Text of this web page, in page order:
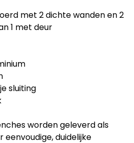
met 2 dichte wanden en 2
1 met deur
sluiting
worden geleverd als
duidelijke